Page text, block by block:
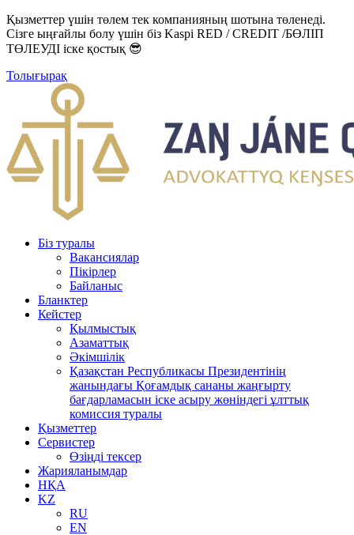
Қызметтер үшін төлем тек компанияның шотына төленеді.
Сізге ыңғайлы болу үшін біз Kaspi RED / CREDIT /БӨЛІП
ТӨЛЕУДІ іске қостық 😎
Толығырақ
Біз туралы
Вакансиялар
Пікірлер
Байланыс
Бланктер
Кейстер
Қылмыстық
Азаматтық
Әкімшілік
Қазақстан Республикасы Президентінің
жанындағы Қоғамдық сананы жаңғырту
бағдарламасын іске асыру жөніндегі ұлттық
комиссия туралы
Қызметтер
Сервистер
Өзіңді тексер
Жарияланымдар
НҚА
KZ
RU
EN